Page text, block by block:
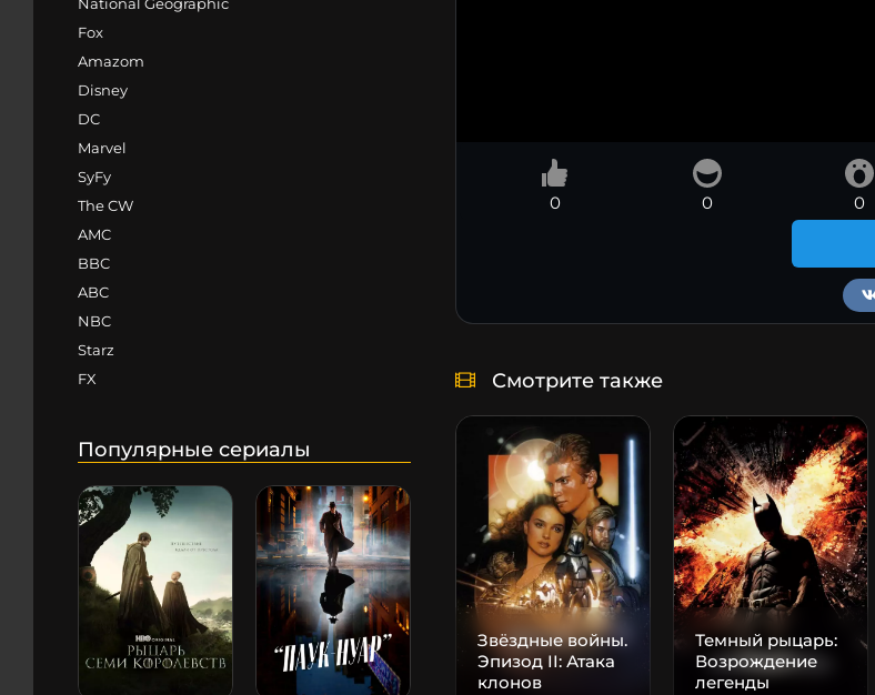
Fox
Amazom
Disney
DC
Marvel
SyFy
The CW
AMC
BBC
ABC
NBC
Starz
FX
Популярные сериалы
0 0 0
Смотрите также
Звёздные войны.
Эпизод II: Атака
клонов
Темный рыцарь:
Возрождение
легенды